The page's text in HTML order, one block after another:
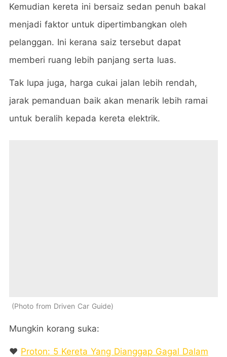
Kemudian kereta ini bersaiz sedan penuh bakal
menjadi faktor untuk dipertimbangkan oleh
pelanggan. Ini kerana saiz tersebut dapat
memberi ruang lebih panjang serta luas.
Tak lupa juga, harga cukai jalan lebih rendah,
jarak pemanduan baik akan menarik lebih ramai
untuk beralih kepada kereta elektrik.
Photo from Driven Car Guide
Mungkin korang suka:
❤️ Proton: 5 Kereta Yang Dianggap Gagal Dalam